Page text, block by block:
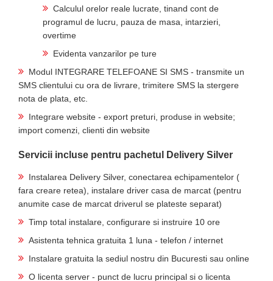
Calculul orelor reale lucrate, tinand cont de
programul de lucru, pauza de masa, intarzieri,
overtime
Evidenta vanzarilor pe ture
Modul INTEGRARE TELEFOANE SI SMS - transmite un
SMS clientului cu ora de livrare, trimitere SMS la stergere
nota de plata, etc.
Integrare website - export preturi, produse in website;
import comenzi, clienti din website
Servicii incluse pentru pachetul Delivery Silver
Instalarea Delivery Silver, conectarea echipamentelor (
fara creare retea), instalare driver casa de marcat (pentru
anumite case de marcat driverul se plateste separat)
Timp total instalare, configurare si instruire 10 ore
Asistenta tehnica gratuita 1 luna - telefon / internet
Instalare gratuita la sediul nostru din Bucuresti sau online
O licenta server - punct de lucru principal si o licenta